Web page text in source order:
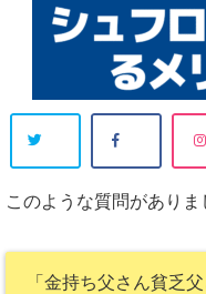
このような質問がありま
「金持ち父さん貧乏